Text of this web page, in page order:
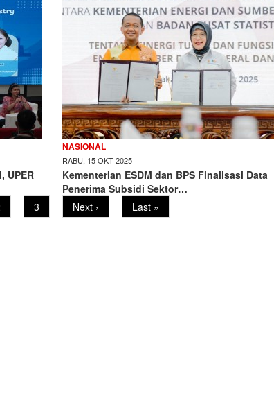
UPER
NASIONAL
RABU, 15 OKT 2025
Kementerian ESDM dan BPS Finalisasi Data
Penerima Subsidi Sektor…
Page
3
Next
page
Next ›
Last
page
Last »